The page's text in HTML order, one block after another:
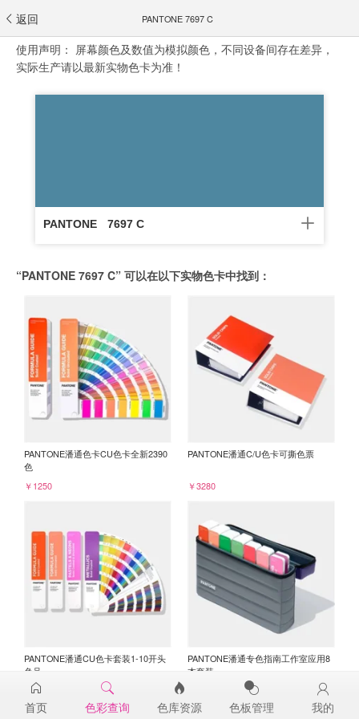
返回 PANTONE 7697 C
使用声明： 屏幕颜色及数值为模拟颜色，不同设备间存在差异，
实际生产请以最新实物色卡为准！
PANTONE 7697 C
“PANTONE 7697 C” 可以在以下实物色卡中找到：
PANTONE潘通色卡CU色卡全新2390
色
￥1250
PANTONE潘通C/U色卡可撕色票
￥3280
PANTONE潘通CU色卡套装1-10开头
色号
￥3045
PANTONE潘通专色指南工作室应用8
本套装
首页 色彩查询 色库资源 色板管理 我的